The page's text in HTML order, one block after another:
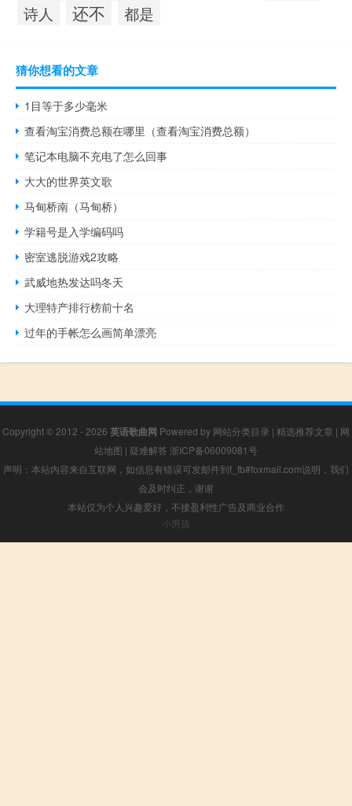
诗人 还不 都是
猜你想看的文章
1目等于多少毫米
查看淘宝消费总额在哪里（查看淘宝消费总额）
笔记本电脑不充电了怎么回事
大大的世界英文歌
马甸桥南（马甸桥）
学籍号是入学编码吗
密室逃脱游戏2攻略
武威地热发达吗冬天
大理特产排行榜前十名
过年的手帐怎么画简单漂亮
Copyright © 2012 - 2026 英语歌曲网 Powered by 网站分类目录 | 精选推荐文章 | 网
站地图 | 疑难解答 浙ICP备06009081号
声明：本站内容来自互联网，如信息有错误可发邮件到f_fb#foxmail.com说明，我们
会及时纠正，谢谢
本站仅为个人兴趣爱好，不接盈利性广告及商业合作
小男孩